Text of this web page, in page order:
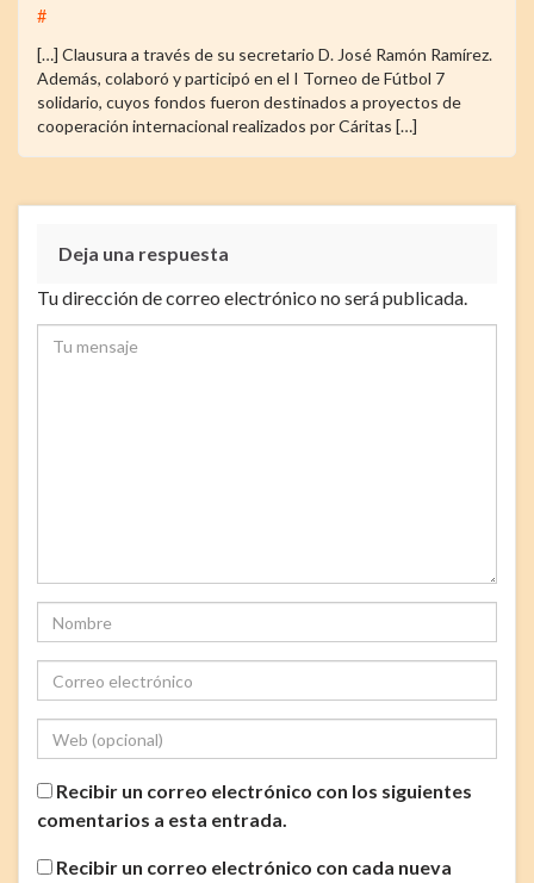
#
[…] Clausura a través de su secretario D. José Ramón Ramírez.
Además, colaboró y participó en el I Torneo de Fútbol 7
solidario, cuyos fondos fueron destinados a proyectos de
cooperación internacional realizados por Cáritas […]
Deja una respuesta
Tu dirección de correo electrónico no será publicada.
Recibir un correo electrónico con los siguientes
comentarios a esta entrada.
Recibir un correo electrónico con cada nueva